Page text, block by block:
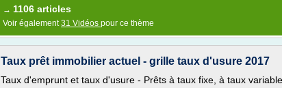
→ 1106 articles
Voir également31 Vidéos pour ce thème
Taux prêt immobilier actuel - grille taux d'usure 2017
Taux d'emprunt et taux d'usure - Prêts à taux fixe, à taux